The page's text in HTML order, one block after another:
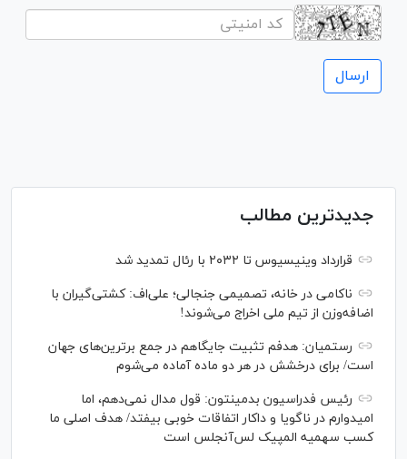
جدیدترین مطالب
قرارداد وینیسیوس تا ۲۰۳۲ با رئال‌ تمدید شد
ناکامی در خانه، تصمیمی جنجالی؛ علی‌اف: کشتی‌گیران با
اضافه‌وزن از تیم ملی اخراج می‌شوند!
رستمیان: هدفم تثبیت جایگاهم در جمع برترین‌های جهان
است/ برای درخشش در هر دو ماده آماده می‌شوم
رئیس فدراسیون بدمینتون: قول مدال نمی‌دهم، اما
امیدوارم در ناگویا و داکار اتفاقات خوبی بیفتد/ هدف اصلی ما
کسب سهمیه المپیک لس‌آنجلس است